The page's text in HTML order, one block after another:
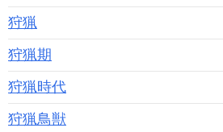
狩猟
狩猟期
狩猟時代
狩猟鳥獣